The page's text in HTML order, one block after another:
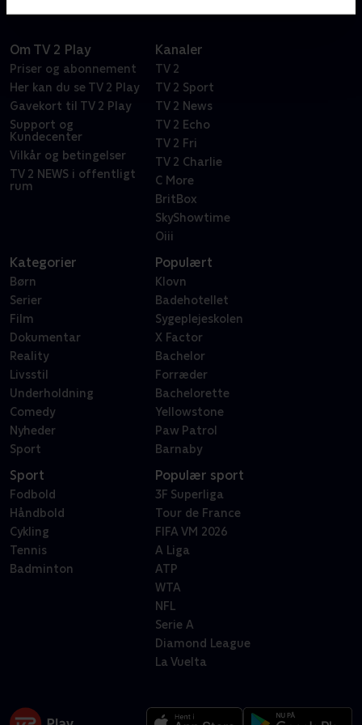
Om TV 2 Play
Priser og abonnement
Her kan du se TV 2 Play
Gavekort til TV 2 Play
Support og
Kundecenter
Vilkår og betingelser
TV 2 NEWS i offentligt
rum
Kanaler
TV 2
TV 2 Sport
TV 2 News
TV 2 Echo
TV 2 Fri
TV 2 Charlie
C More
BritBox
SkyShowtime
Oiii
Kategorier
Børn
Serier
Film
Dokumentar
Reality
Livsstil
Underholdning
Comedy
Nyheder
Sport
Populært
Klovn
Badehotellet
Sygeplejeskolen
X Factor
Bachelor
Forræder
Bachelorette
Yellowstone
Paw Patrol
Barnaby
Sport
Fodbold
Håndbold
Cykling
Tennis
Badminton
Populær sport
3F Superliga
Tour de France
FIFA VM 2026
A Liga
ATP
WTA
NFL
Serie A
Diamond League
La Vuelta